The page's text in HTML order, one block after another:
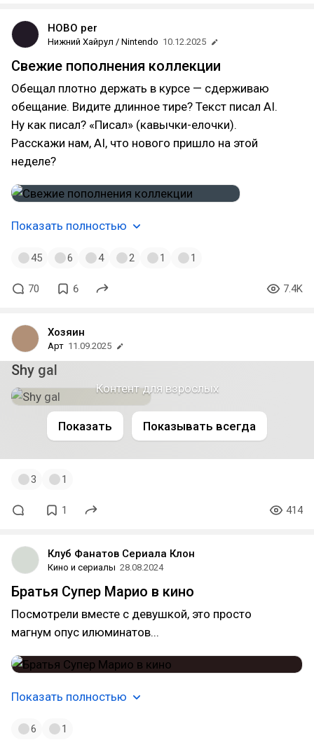
HOBO per
Нижний Хайрул / Nintendo 10.12.2025
Свежие пополнения коллекции
Обещал плотно держать в курсе — сдерживаю
обещание. Видите длинное тире? Текст писал AI.
Ну как писал? «Писал» (кавычки-елочки).
Расскажи нам, AI, что нового пришло на этой
неделе?
Показать полностью
45 6 4 2 1 1
70 6 7.4K
Хозяин
Арт 11.09.2025
Shy gal
#SuperMarioBros
Контент для взрослых
Показать Показывать всегда
3 1
1 414
Клуб Фанатов Сериала Клон
Кино и сериалы 28.08.2024
Братья Супер Марио в кино
Посмотрели вместе с девушкой, это просто
магнум опус илюминатов...
Показать полностью
6 1